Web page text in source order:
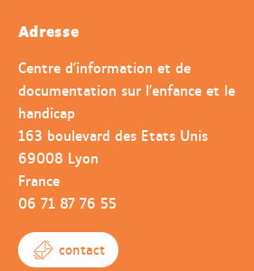
Adresse
Centre d'information et de
documentation sur l'enfance et le
handicap
163 boulevard des Etats Unis
69008 Lyon
France
06 71 87 76 55
contact